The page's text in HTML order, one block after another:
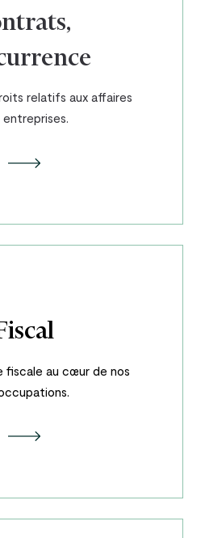
relatifs aux affaires
entreprises.
fiscale au cœur de nos